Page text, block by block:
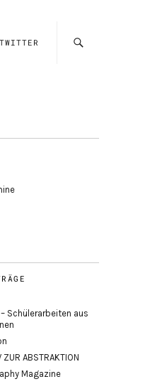
TWITTER
Schülerarbeiten aus
ZUR ABSTRAKTION
Magazine